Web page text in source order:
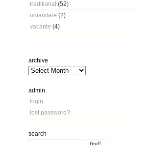
traditional (52)
umanitare (2)
vacante (4)
archive
admin
login
lost password?
search